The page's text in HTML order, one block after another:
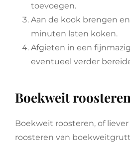
toevoegen.
Aan de kook brengen
minuten laten koken.
Afgieten in een
eventueel verder
Boekweit
Boekweit roosteren, of
roosteren van